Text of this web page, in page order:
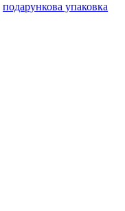
подарункова упаковка